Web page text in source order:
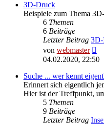
3D-Druck
Beispiele zum Thema
6 Themen
6 Beiträge
Letzter Beitrag
von webmaster
04.02.2020, 22:50
Suche ... wer kennt
Erinnert sich eigentlich
Hier ist der Treffpunkt,
5 Themen
9 Beiträge
Letzter Beitrag